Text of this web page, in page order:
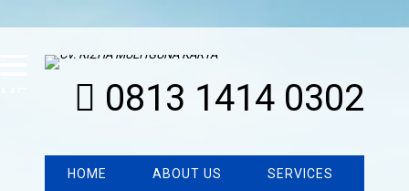
0813 1414 0302
HOME ABOUT US SERVICES